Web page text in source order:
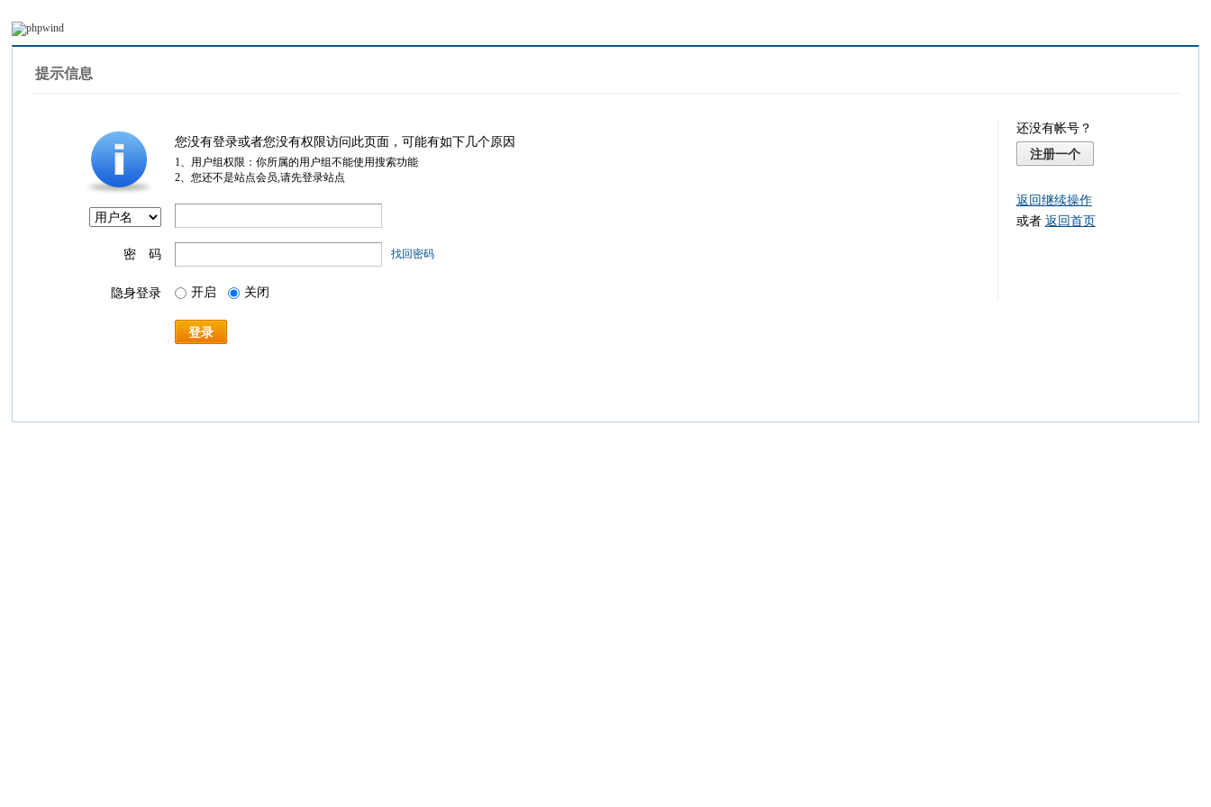
提示信息
您没有登录或者您没有权限访问此页面，可能有如下几个原因
1、用户组权限：你所属的用户组不能使用搜索功能
2、您还不是站点会员,请先登录站点
密 码 找回密码
隐身登录 开启 关闭
登录
还没有帐号？
注册一个
返回继续操作
或者 返回首页